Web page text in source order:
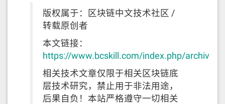
版权属于：区块链中文技术社区 /
转载原创者
本文链接：
https://www.bcskill.com/index.php/archives/
相关技术文章仅限于相关区块链底
层技术研究，禁止用于非法用途，
后果自负！本站严格遵守一切相关